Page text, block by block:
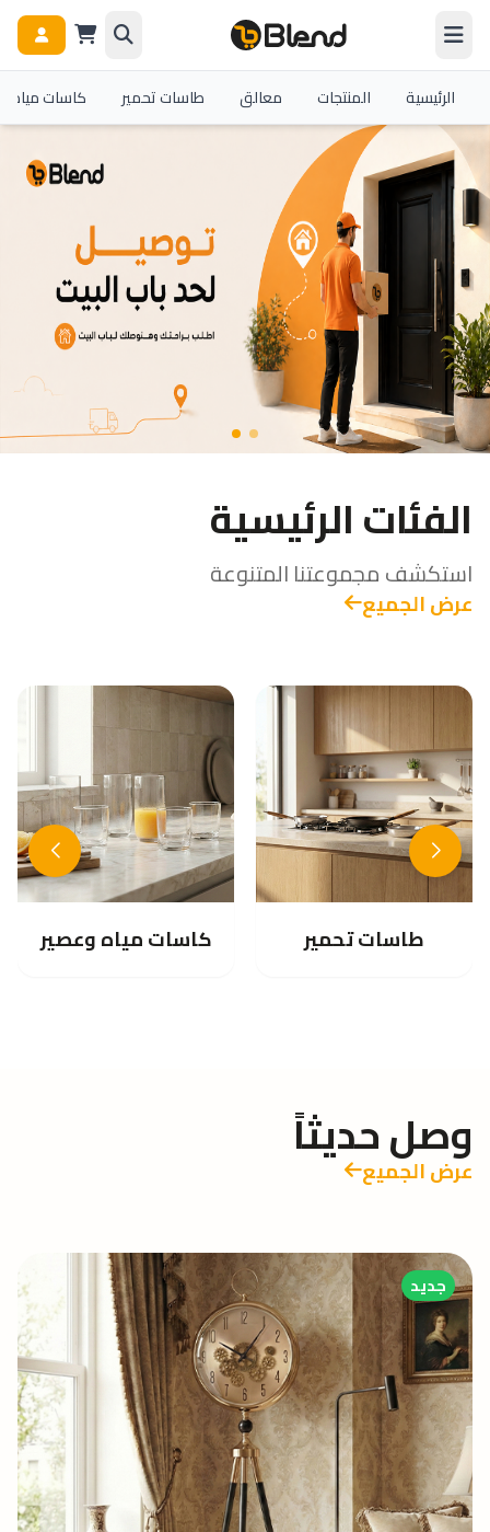
الرئيسية المنتجات معالق طاسات تحمير كاسات مياه
الفئات الرئيسية
استكشف مجموعتنا المتنوعة
عرض الجميع
كاسات مياه وعصير
اطباق تقديم
وصل حديثاً
عرض الجميع
جديد